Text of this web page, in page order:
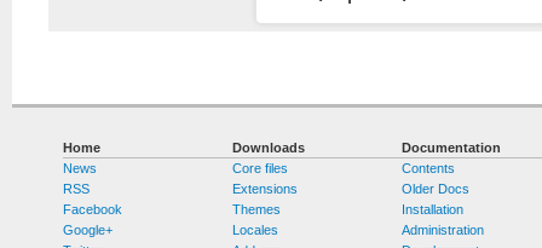
Home
News
RSS
Facebook
Google+
Downloads
Core files
Extensions
Themes
Locales
Documentation
Contents
Older Docs
Installation
Administration